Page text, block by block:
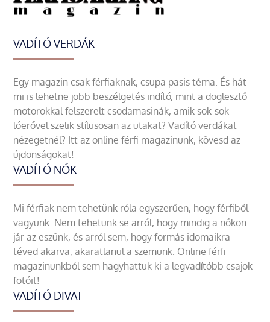
VADÍTÓ VERDÁK
Egy magazin csak férfiaknak, csupa pasis téma. És hát
mi is lehetne jobb beszélgetés indító, mint a döglesztő
motorokkal felszerelt csodamasinák, amik sok-sok
lóerővel szelik stílusosan az utakat? Vadító verdákat
nézegetnél? Itt az online férfi magazinunk, kövesd az
újdonságokat!
VADÍTÓ NŐK
Mi férfiak nem tehetünk róla egyszerűen, hogy férfiből
vagyunk. Nem tehetünk se arról, hogy mindig a nőkön
jár az eszünk, és arról sem, hogy formás idomaikra
téved akarva, akaratlanul a szemünk. Online férfi
magazinunkból sem hagyhattuk ki a legvadítóbb csajok
fotóit!
VADÍTÓ DIVAT